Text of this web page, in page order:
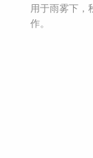
用于雨雾下，
作。